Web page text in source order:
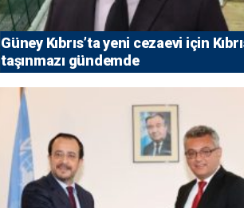
Güney Kıbrıs’ta yeni cezaevi için
taşınmazı gündemde